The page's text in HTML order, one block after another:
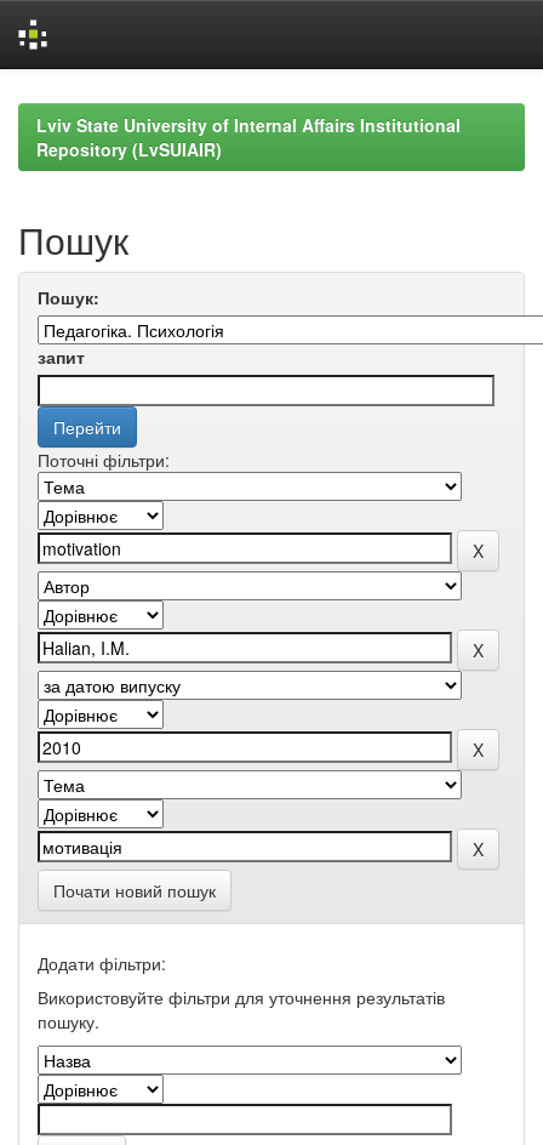
navigationLviv State University of Internal Affairs Institutional
Repository (LvSUIAIR)
Пошук
Пошук:
запит
Поточні фільтри:
Почати новий пошук
Додати фільтри:
Використовуйте фільтри для уточнення результатів
пошуку.